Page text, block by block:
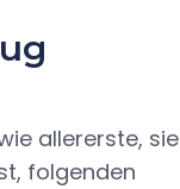
allererste, sie
folgenden